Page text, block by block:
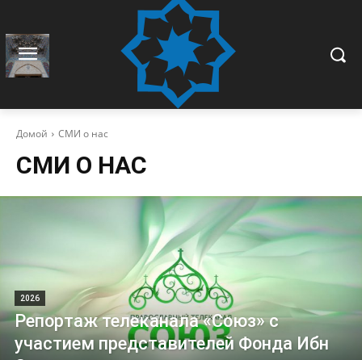
Домой СМИ о нас
СМИ О НАС
2026
Репортаж телеканала «Союз» с
участием представителей Фонда Ибн